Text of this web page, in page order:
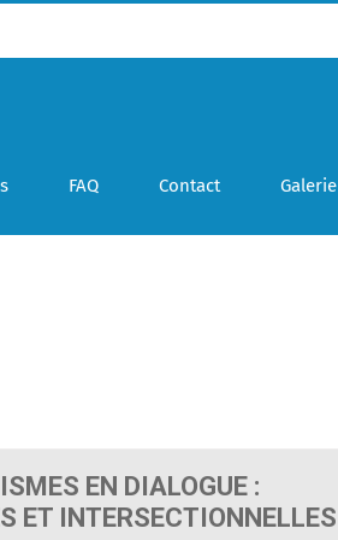
FAQ Contact Galerie
EN DIALOGUE :
ET INTERSECTIONNELLES